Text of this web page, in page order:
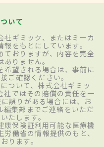
いて
社ギミック、またはミーカ
をもとにしています。
ておりますが、内容を完全
りません。
希望される場合は、事前に
ご確認ください。
ついて、株式会社ギミッ
社ではその賠償の責任を一
誤りがある場合には、お
編集部までご連絡をいただ
たします。
康保険証利用可能な医療機
働省の情報提供のもと、
ります。